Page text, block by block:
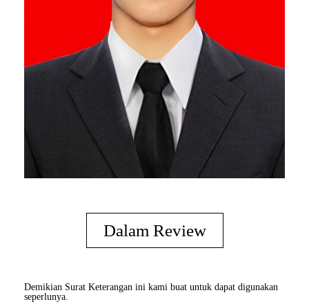
Dalam Review
Demikian Surat Keterangan ini kami buat untuk dapat digunakan
seperlunya.